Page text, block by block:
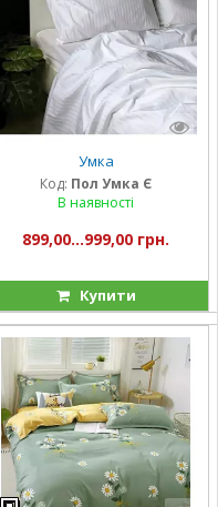
Умка
Код: Пол Умка Є
В наявності
899,00...999,00 грн.
Купити